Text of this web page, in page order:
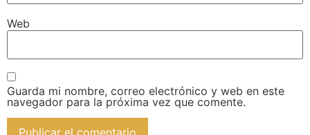
Web
Guarda mi nombre, correo electrónico y web en este
navegador para la próxima vez que comente.